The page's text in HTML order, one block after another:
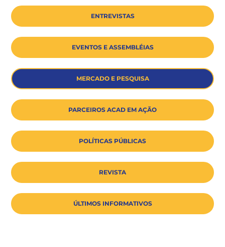
ENTREVISTAS
EVENTOS E ASSEMBLÉIAS
MERCADO E PESQUISA
PARCEIROS ACAD EM AÇÃO
POLÍTICAS PÚBLICAS
REVISTA
ÚLTIMOS INFORMATIVOS